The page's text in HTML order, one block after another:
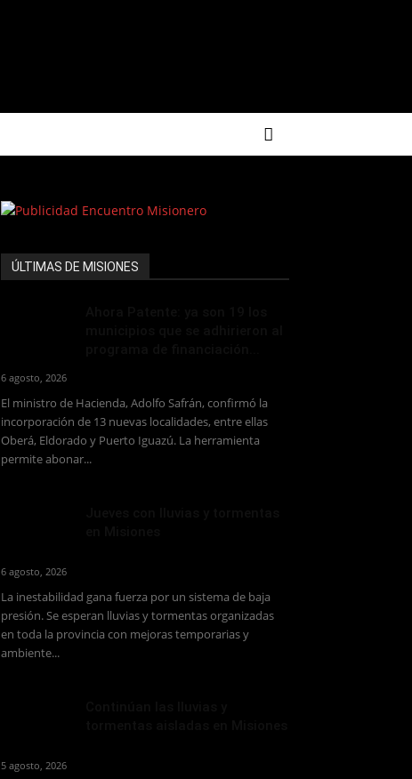
ÚLTIMAS DE MISIONES
6 agosto, 2026
El ministro de Hacienda, Adolfo Safrán, confirmó la
incorporación de 13 nuevas localidades, entre ellas
Oberá, Eldorado y Puerto Iguazú. La herramienta
permite abonar...
6 agosto, 2026
La inestabilidad gana fuerza por un sistema de baja
presión. Se esperan lluvias y tormentas organizadas
en toda la provincia con mejoras temporarias y
ambiente...
5 agosto, 2026